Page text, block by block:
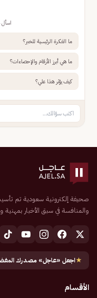
اسأل
ما الفكرة الرئيسية للخبر؟
ما هي أبرز الأرقام والإحصاءات؟
كيف يؤثر هذا علي؟
والمنافسة في سبق الأخبار
★اجعل «عاجل» مصدرك
الأقسام